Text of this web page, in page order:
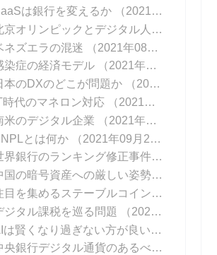
は銀行を変えるか
（2021年08月04日 掲載）
第48回 北京オリンピックとデジタル人民元
ネズエラの混迷
（2021年08月25日 掲載）
染症の経済モデル
（2021年09月01日 掲載）
本のDXのどこが問題か
（2021年09月08日 掲載）
時代のマネロン対応
（2021年09月15日 掲載）
米のデジタル企業
（2021年09月22日 掲載）
とは何か
（2021年09月29日 掲載）
第55回 世界銀行のランキング修正事件
（2021年
第56回 中国の暗号資産への厳しい姿勢
（2021年
第57回 注目を集めるステーブルコイン
（2021年
ジタル課税を巡る問題
（2021年10月27日 掲載）
第59回 AIは賢くなり過ぎない方が良いのか？
第60回 中央銀行デジタル通貨のあるべき姿